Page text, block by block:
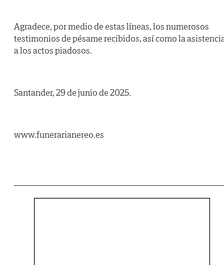
Agradece, por medio de estas líneas, los numerosos
testimonios de pésame recibidos, así como la
a los actos piadosos.
Santander, 29 de junio de 2025.
www.funerarianereo.es